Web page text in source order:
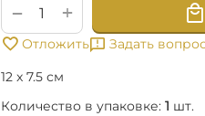
+
−
Отложить
Задать
12 x 7.5 см
Количество в упаковке: 1 шт.